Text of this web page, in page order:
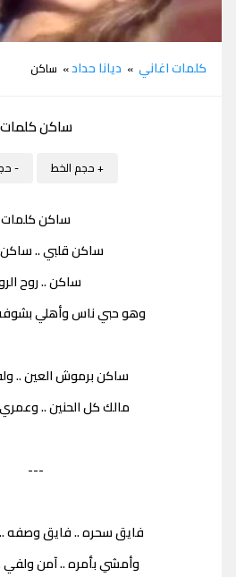
كلمات اغاني » ديانا حداد» ساكن
ساكن كلمات
+ حجم الخط -
ساكن كلمات
ساكن قلبي ..
ساكن .. روح
وهو حبي ناس وأهلي
ساكن برموش العين ..
مالك كل الحنين ..
---
فايق سحره .. فايق وصفه
وأمشي بأمره .. آمن ولفي ..